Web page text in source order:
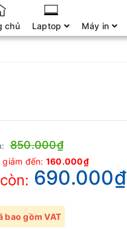
chủ Laptop Máy in
850.000₫
giảm đến: 160.000₫
690.000₫
bao gồm VAT